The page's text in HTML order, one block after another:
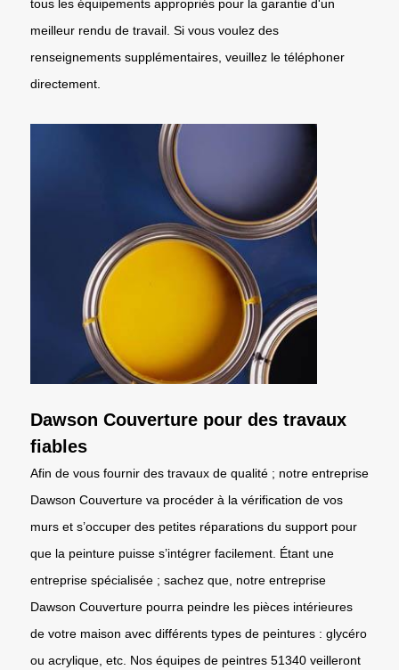
tous les équipements appropriés pour la garantie d'un
meilleur rendu de travail. Si vous voulez des
renseignements supplémentaires, veuillez le téléphoner
directement.
Dawson Couverture pour des travaux
fiables
Afin de vous fournir des travaux de qualité ; notre entreprise
Dawson Couverture va procéder à la vérification de vos
murs et s’occuper des petites réparations du support pour
que la peinture puisse s’intégrer facilement. Étant une
entreprise spécialisée ; sachez que, notre entreprise
Dawson Couverture pourra peindre les pièces intérieures
de votre maison avec différents types de peintures : glycéro
ou acrylique, etc. Nos équipes de peintres 51340 veilleront